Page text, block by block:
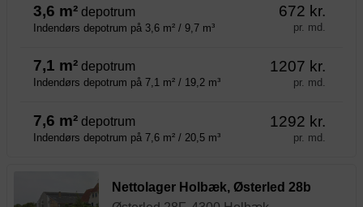
3,6 m² depotrum
Indendørs depotrum på 3,6 m² / 9,7 m³
672 kr.
pr. md.
7,1 m² depotrum
Indendørs depotrum på 7,1 m² / 19,2 m³
1207 kr.
pr. md.
7,6 m² depotrum
Indendørs depotrum på 7,6 m² / 20,5 m³
1292 kr.
pr. md.
Nettolager Holbæk, Østerled 28b